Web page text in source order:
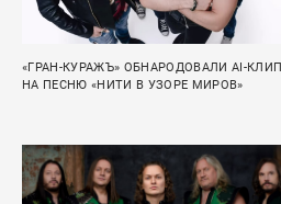
«ГРАН-КУРАЖЪ» ОБНАРОДОВАЛИ AI-КЛИП
НА ПЕСНЮ «НИТИ В УЗОРЕ МИРОВ»